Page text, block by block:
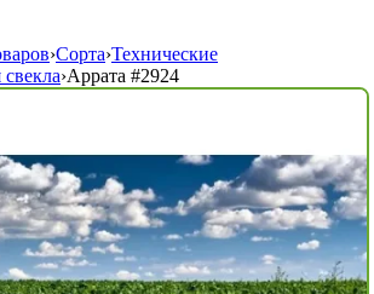
›Сорта›Технические
›Аррата #2924